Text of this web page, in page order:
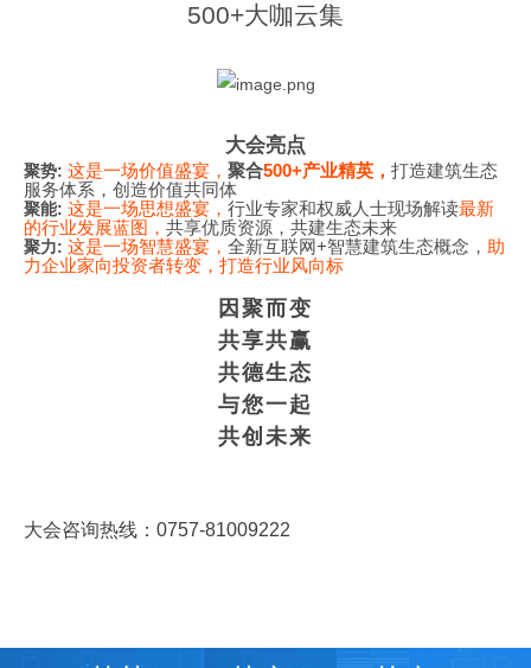
500+大咖云集
大会亮点
聚势: 这是一场价值盛宴， 聚合500+产业精英， 打造建筑生态
服务体系，创造价值共同体
聚能: 这是一场思想盛宴， 行业专家和权威人士现场解读最新
的行业发展蓝图， 共享优质资源，共建生态未来
聚力: 这是一场智慧盛宴， 全新互联网+智慧建筑生态概念， 助
力企业家向投资者转变，打造行业风向标
因聚而变
共享共赢
共德生态
与您一起
共创未来
大会咨询热线：0757-81009222